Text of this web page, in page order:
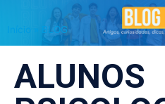
Início BLOG